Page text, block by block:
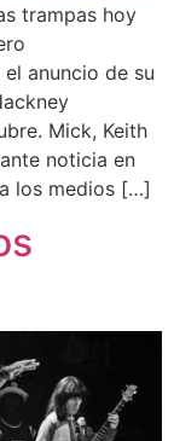
trampas hoy
el anuncio de su
Mick, Keith
noticia en
los medios […]